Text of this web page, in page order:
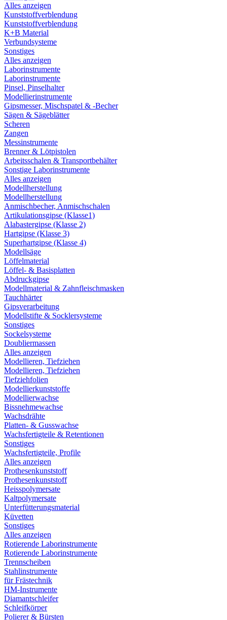
Alles anzeigen
Kunststoffverblendung
Kunststoffverblendung
K+B Material
Verbundsysteme
Sonstiges
Alles anzeigen
Laborinstrumente
Laborinstrumente
Pinsel, Pinselhalter
Modellierinstrumente
Gipsmesser, Mischspatel & -Becher
Sägen & Sägeblätter
Scheren
Zangen
Messinstrumente
Brenner & Lötpistolen
Arbeitsschalen & Transportbehälter
Sonstige Laborinstrumente
Alles anzeigen
Modellherstellung
Modellherstellung
Anmischbecher, Anmischschalen
Artikulationsgipse (Klasse1)
Alabastergipse (Klasse 2)
Hartgipse (Klasse 3)
Superhartgipse (Klasse 4)
Modellsäge
Löffelmaterial
Löffel- & Basisplatten
Abdruckgipse
Modellmaterial & Zahnfleischmasken
Tauchhärter
Gipsverarbeitung
Modellstifte & Socklersysteme
Sonstiges
Sockelsysteme
Doubliermassen
Alles anzeigen
Modellieren, Tiefziehen
Modellieren, Tiefziehen
Tiefziehfolien
Modellierkunststoffe
Modellierwachse
Bissnehmewachse
Wachsdrähte
Platten- & Gusswachse
Wachsfertigteile & Retentionen
Sonstiges
Wachsfertigteile, Profile
Alles anzeigen
Prothesenkunststoff
Prothesenkunststoff
Heisspolymersate
Kaltpolymersate
Unterfütterungsmaterial
Küvetten
Sonstiges
Alles anzeigen
Rotierende Laborinstrumente
Rotierende Laborinstrumente
Trennscheiben
Stahlinstrumente
für Frästechnik
HM-Instrumente
Diamantschleifer
Schleifkörper
Polierer & Bürsten